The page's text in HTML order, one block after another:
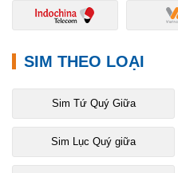
SIM THEO LOẠI
Sim Tứ Quý Giữa
Sim Lục Quý giữa